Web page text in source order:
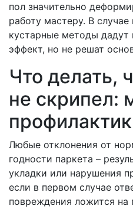
пол значительно
работу мастеру. В
кустарные методы
эффект, но не решат
Что делать,
не скрипел:
Любые отклонения от
годности паркета –
укладки или нарушения
если в первом случае
повреждения ложится на